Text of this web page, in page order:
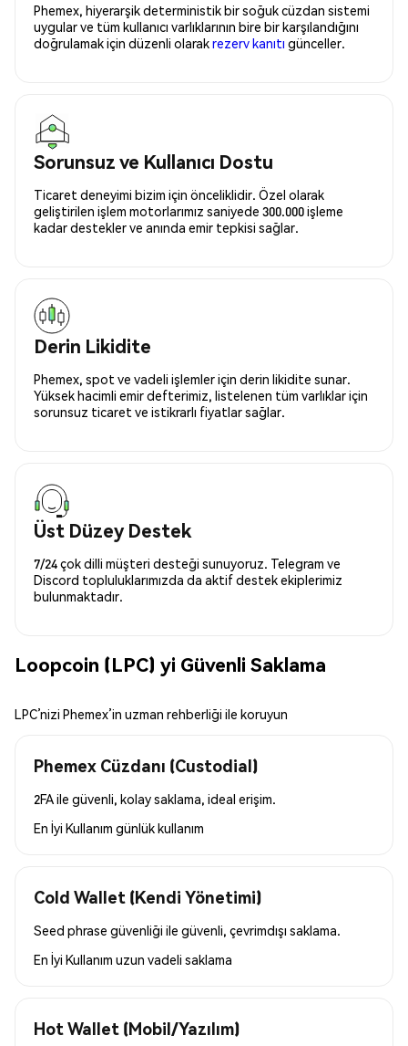
Phemex, hiyerarşik deterministik bir soğuk cüzdan sistemi
uygular ve tüm kullanıcı varlıklarının bire bir karşılandığını
doğrulamak için düzenli olarakrezerv kanıtı günceller.
Sorunsuz ve Kullanıcı Dostu
Ticaret deneyimi bizim için önceliklidir. Özel olarak
geliştirilen işlem motorlarımız saniyede 300.000 işleme
kadar destekler ve anında emir tepkisi sağlar.
Derin Likidite
Phemex, spot ve vadeli işlemler için derin likidite sunar.
Yüksek hacimli emir defterimiz, listelenen tüm varlıklar için
sorunsuz ticaret ve istikrarlı fiyatlar sağlar.
Üst Düzey Destek
7/24 çok dilli müşteri desteği sunuyoruz. Telegram ve
Discord topluluklarımızda da aktif destek ekiplerimiz
bulunmaktadır.
Loopcoin (LPC) yi Güvenli Saklama
LPC’nizi Phemex’in uzman rehberliği ile koruyun
Phemex Cüzdanı (Custodial)
2FA ile güvenli, kolay saklama, ideal erişim.
En İyi Kullanım günlük kullanım
Cold Wallet (Kendi Yönetimi)
Seed phrase güvenliği ile güvenli, çevrimdışı saklama.
En İyi Kullanım uzun vadeli saklama
Hot Wallet (Mobil/Yazılım)